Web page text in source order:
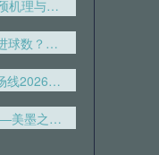
VAR技术对世界杯32强赛判罚节奏的干预机理与效果分析
最佳第三名排序争议：净胜球为何不敌进球数？——美加墨世界杯规则解读
箭头体育场草皮层叠切换：NFL与足球场线2026世界杯换装解析
2026美加墨世界杯：中北美版图重塑——美墨之外的“第三极”力量崛起